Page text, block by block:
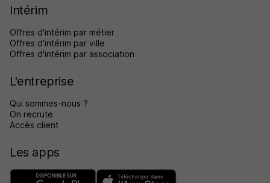
Intérim
Offres d'intérim par métier
Offres d'intérim par ville
Offres d'intérim par association
L'entreprise
Qui sommes-nous ?
On recrute
Accès client
Les apps